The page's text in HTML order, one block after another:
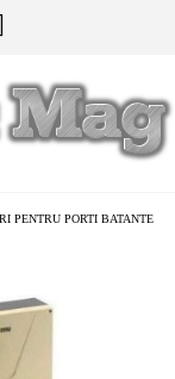
PENTRU PORTI BATANTE